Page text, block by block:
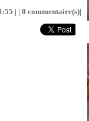
| | 0 commentaire(s)|